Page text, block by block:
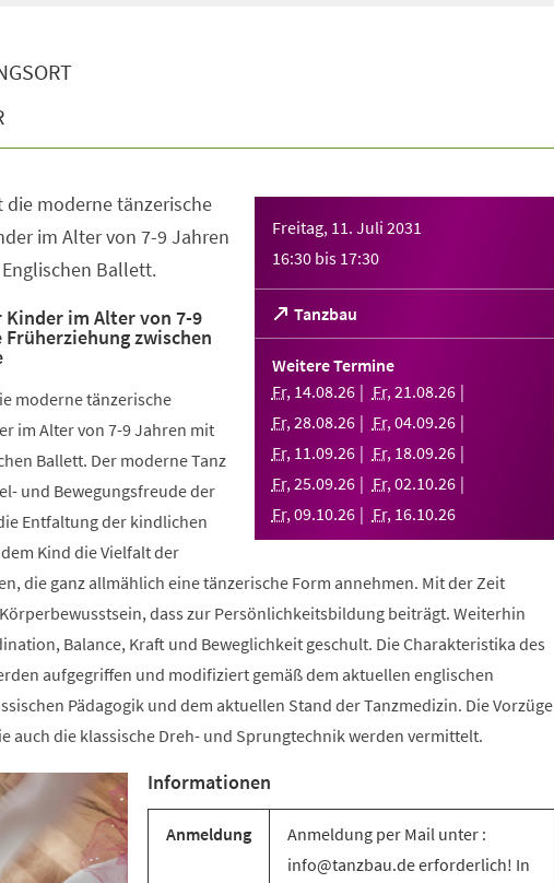
Freitag, 11. Juli 2031
16:30 bis 17:30
Tanzbau
(Öffnet
in
einem
Tab)
Weitere Termine
Fr, 14.08.26 Fr,21.08.26
Fr,28.08.26 Fr,04.09.26
Fr, 11.09.26 Fr, 18.09.26
Fr,25.09.26 Fr,02.10.26
Fr,09.10.26 Fr, 16.10.26
die moderne tänzerische
im Alter von 7-9 Jahren
Ballett.
im Alter von 7-9
zwischen
moderne tänzerische
im Alter von 7-9 Jahren mit
Ballett. Der moderne Tanz
und Bewegungsfreude der
Entfaltung der kindlichen
Kind die Vielfalt der
die ganz allmählich eine tänzerische Form annehmen. Mit der Zeit
dass zur Persönlichkeitsbildung beiträgt. Weiterhin
Balance, Kraft und Beweglichkeit geschult. Die Charakteristika des
aufgegriffen und modifiziert gemäß dem aktuellen englischen
Pädagogik und dem aktuellen Stand der Tanzmedizin. Die Vorzüge
auch die klassische Dreh- und Sprungtechnik werden vermittelt.
Informationen
Anmeldung
Anmeldung per Mail unter :
info@tanzbau.de erforderlich! In